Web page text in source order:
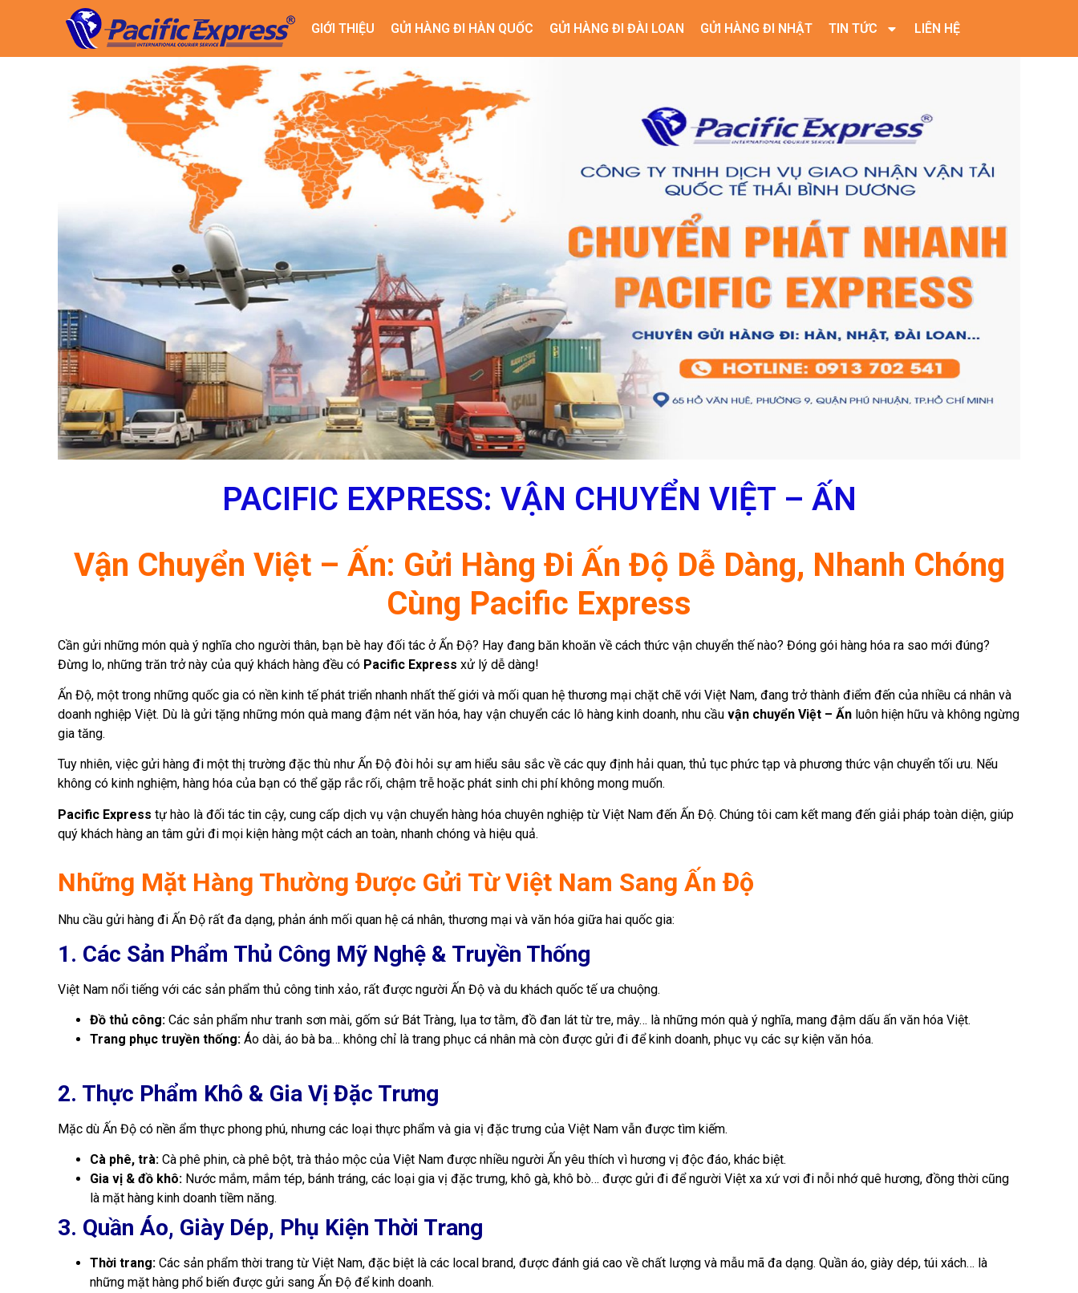
GIỚI THIỆU GỬI HÀNG ĐI HÀN QUỐC GỬI HÀNG ĐI ĐÀI LOAN GỬI HÀNG ĐI NHẬT TIN TỨC LIÊN HỆ
PACIFIC EXPRESS: VẬN CHUYỂN VIỆT – ẤN
Vận Chuyển Việt – Ấn: Gửi Hàng Đi Ấn Độ Dễ Dàng, Nhanh Chóng
Cùng Pacific Express
Cần gửi những món quà ý nghĩa cho người thân, bạn bè hay đối tác ở Ấn Độ? Hay đang băn khoăn về cách thức vận chuyển thế nào? Đóng gói hàng hóa ra sao mới đúng?
Đừng lo, những trăn trở này của quý khách hàng đều có Pacific Express xử lý dễ dàng!
Ấn Độ, một trong những quốc gia có nền kinh tế phát triển nhanh nhất thế giới và mối quan hệ thương mại chặt chẽ với Việt Nam, đang trở thành điểm đến của nhiều cá nhân và
doanh nghiệp Việt. Dù là gửi tặng những món quà mang đậm nét văn hóa, hay vận chuyển các lô hàng kinh doanh, nhu cầu vận chuyển Việt – Ấn luôn hiện hữu và không ngừng
gia tăng.
Tuy nhiên, việc gửi hàng đi một thị trường đặc thù như Ấn Độ đòi hỏi sự am hiểu sâu sắc về các quy định hải quan, thủ tục phức tạp và phương thức vận chuyển tối ưu. Nếu
không có kinh nghiệm, hàng hóa của bạn có thể gặp rắc rối, chậm trễ hoặc phát sinh chi phí không mong muốn.
Pacific Express tự hào là đối tác tin cậy, cung cấp dịch vụ vận chuyển hàng hóa chuyên nghiệp từ Việt Nam đến Ấn Độ. Chúng tôi cam kết mang đến giải pháp toàn diện, giúp
quý khách hàng an tâm gửi đi mọi kiện hàng một cách an toàn, nhanh chóng và hiệu quả.
Những Mặt Hàng Thường Được Gửi Từ Việt Nam Sang Ấn Độ
Nhu cầu gửi hàng đi Ấn Độ rất đa dạng, phản ánh mối quan hệ cá nhân, thương mại và văn hóa giữa hai quốc gia:
1. Các Sản Phẩm Thủ Công Mỹ Nghệ & Truyền Thống
Việt Nam nổi tiếng với các sản phẩm thủ công tinh xảo, rất được người Ấn Độ và du khách quốc tế ưa chuộng.
Đồ thủ công: Các sản phẩm như tranh sơn mài, gốm sứ Bát Tràng, lụa tơ tằm, đồ đan lát từ tre, mây… là những món quà ý nghĩa, mang đậm dấu ấn văn hóa Việt.
Trang phục truyền thống: Áo dài, áo bà ba… không chỉ là trang phục cá nhân mà còn được gửi đi để kinh doanh, phục vụ các sự kiện văn hóa.
2. Thực Phẩm Khô & Gia Vị Đặc Trưng
Mặc dù Ấn Độ có nền ẩm thực phong phú, nhưng các loại thực phẩm và gia vị đặc trưng của Việt Nam vẫn được tìm kiếm.
Cà phê, trà: Cà phê phin, cà phê bột, trà thảo mộc của Việt Nam được nhiều người Ấn yêu thích vì hương vị độc đáo, khác biệt.
Gia vị & đồ khô: Nước mắm, mắm tép, bánh tráng, các loại gia vị đặc trưng, khô gà, khô bò… được gửi đi để người Việt xa xứ vơi đi nỗi nhớ quê hương, đồng thời cũng
là mặt hàng kinh doanh tiềm năng.
3. Quần Áo, Giày Dép, Phụ Kiện Thời Trang
Thời trang: Các sản phẩm thời trang từ Việt Nam, đặc biệt là các local brand, được đánh giá cao về chất lượng và mẫu mã đa dạng. Quần áo, giày dép, túi xách… là
những mặt hàng phổ biến được gửi sang Ấn Độ để kinh doanh.